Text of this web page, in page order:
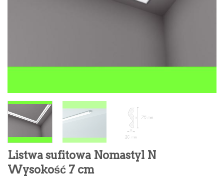
Listwa sufitowa Nomastyl N
Wysokość 7 cm